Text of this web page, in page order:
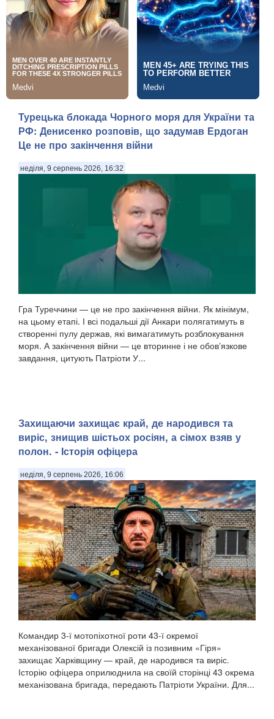
Турецька блокада Чорного моря для України та
РФ: Денисенко розповів, що задумав Ердоган
Це не про закінчення війни
неділя, 9 серпень 2026, 16:32
Гра Туреччини — це не про закінчення війни. Як мінімум,
на цьому етапі. І всі подальші дії Анкари полягатимуть в
створенні пулу держав, які вимагатимуть розблокування
моря. А закінчення війни — це вторинне і не обовʼязкове
завдання, цитують Патріоти У...
Захищаючи захищає край, де народився та
виріс, знищив шістьох росіян, а сімох взяв у
полон. - Історія офіцера
неділя, 9 серпень 2026, 16:06
Командир 3-ї мотопіхотної роти 43-ї окремої
механізованої бригади Олексій із позивним «Гіря»
захищає Харківщину — край, де народився та виріс.
Історію офіцера оприлюднила на своїй сторінці 43 окрема
механізована бригада, передають Патріоти України. Для...